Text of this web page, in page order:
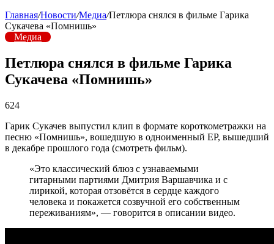
Главная/Новости/Медиа/Петлюра снялся в фильме Гарика
Сукачева «Помнишь»
Медиа
Петлюра снялся в фильме Гарика
Сукачева «Помнишь»
624
Гарик Сукачев выпустил клип в формате короткометражки на
песню «Помнишь», вошедшую в одноименный EP, вышедший
в декабре прошлого года (смотреть фильм).
«Это классический блюз с узнаваемыми
гитарными партиями Дмитрия Варшавчика и с
лирикой, которая отзовётся в сердце каждого
человека и покажется созвучной его собственным
переживаниям», — говорится в описании видео.